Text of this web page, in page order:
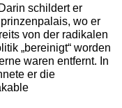
schildert er
wo er
von der radikalen
„bereinigt“ worden
waren entfernt. In
er die